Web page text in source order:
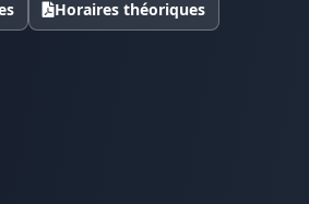
Horaires théoriques